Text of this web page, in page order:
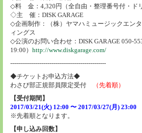
◇料 金：4,320円（全自由・整理番号付・ド
◇主 催：DISK GARAGE
◇企画制作：（株）ヤマハミュージックエン
ィングス
◇公演のお問い合わせ：DISK GARAGE 050-
19:00） http://www.diskgarage.com/
-------------------------------------------------
◆チケットお申込方法◆
わさび部正規部員限定受付
（先着順）
【受付期間】
2017/03/21(火) 12:00 〜 2017/03/27(月) 23:00
※先着順となります。
【申し込み回数】